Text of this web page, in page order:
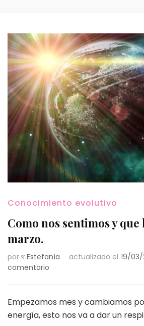
Conocimiento evolutivo
Como nos sentimos y que
marzo.
por থ Estefanía actualizado el 19/03/
comentario
sentimos
que
Empezamos mes y cambiamos
energía, esto nos va a dar un